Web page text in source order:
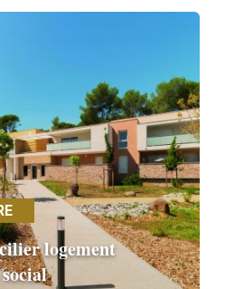
logement